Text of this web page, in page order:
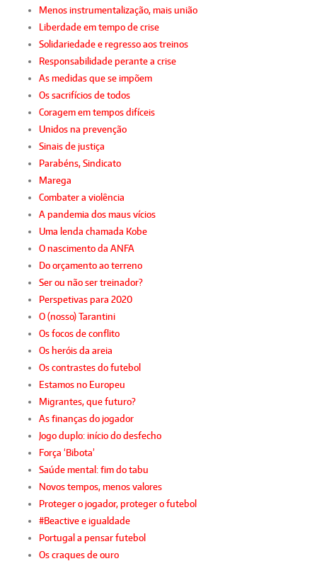
Menos instrumentalização, mais união
Liberdade em tempo de crise
Solidariedade e regresso aos treinos
Responsabilidade perante a crise
As medidas que se impõem
Os sacrifícios de todos
Coragem em tempos difíceis
Unidos na prevenção
Sinais de justiça
Parabéns, Sindicato
Marega
Combater a violência
A pandemia dos maus vícios
Uma lenda chamada Kobe
O nascimento da ANFA
Do orçamento ao terreno
Ser ou não ser treinador?
Perspetivas para 2020
O (nosso) Tarantini
Os focos de conflito
Os heróis da areia
Os contrastes do futebol
Estamos no Europeu
Migrantes, que futuro?
As finanças do jogador
Jogo duplo: início do desfecho
Força ‘Bibota’
Saúde mental: fim do tabu
Novos tempos, menos valores
Proteger o jogador, proteger o futebol
#Beactive e igualdade
Portugal a pensar futebol
Os craques de ouro